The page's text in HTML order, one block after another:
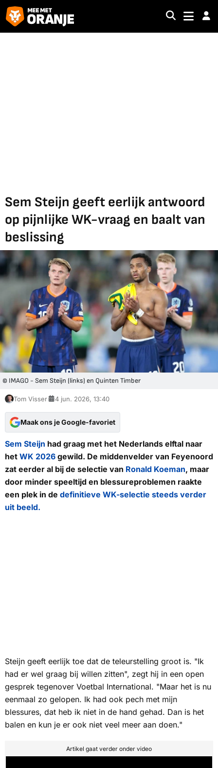
Sem Steijn geeft eerlijk antwoord
op pijnlijke WK-vraag en baalt van
beslissing
© IMAGO - Sem Steijn (links) en Quinten Timber
Tom Visser 4 jun. 2026, 13:40
Maak ons je Google-favoriet
Sem Steijn had graag met het Nederlands elftal naar
het WK 2026 gewild. De middenvelder van Feyenoord
zat eerder al bij de selectie van Ronald Koeman, maar
door minder speeltijd en blessureproblemen raakte
een plek in de definitieve WK-selectie steeds verder
uit beeld.
Steijn geeft eerlijk toe dat de teleurstelling groot is. "Ik
had er wel graag bij willen zitten", zegt hij in een open
gesprek tegenover Voetbal International. "Maar het is nu
eenmaal zo gelopen. Ik had ook pech met mijn
blessures, dat heb ik niet in de hand gehad. Dan is het
balen en kun je er ook niet veel meer aan doen."
Artikel gaat verder onder video